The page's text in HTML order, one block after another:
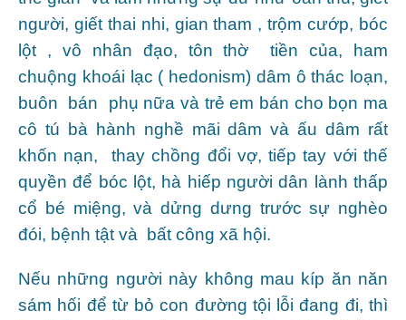
người, giết thai nhi, gian tham , trộm cướp, bóc
lột , vô nhân đạo, tôn thờ tiền của, ham
chuộng khoái lạc ( hedonism) dâm ô thác loạn,
buôn bán phụ nữa và trẻ em bán cho bọn ma
cô tú bà hành nghề mãi dâm và ấu dâm rất
khốn nạn, thay chồng đổi vợ, tiếp tay với thế
quyền để bóc lột, hà hiếp người dân lành thấp
cổ bé miệng, và dửng dưng trước sự nghèo
đói, bệnh tật và bất công xã hội.
Nếu những người này không mau kíp ăn năn
sám hối để từ bỏ con đường tội lỗi đang đi, thì